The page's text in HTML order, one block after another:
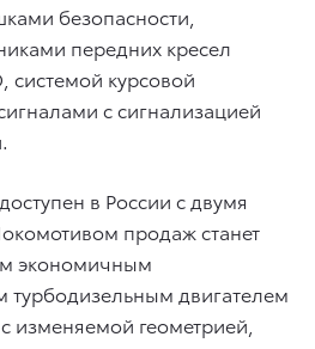
безопасности,
передних кресел
системой курсовой
с сигнализацией
в России с двумя
продаж станет
экономичным
двигателем
изменяемой геометрией,